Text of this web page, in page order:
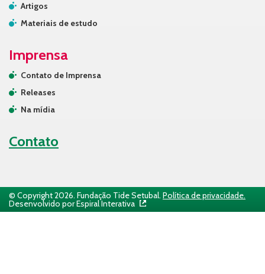
Artigos
Materiais de estudo
Imprensa
Contato de Imprensa
Releases
Na mídia
Contato
© Copyright 2026. Fundação Tide Setubal. Política de privacidade.
Desenvolvido por Espiral Interativa